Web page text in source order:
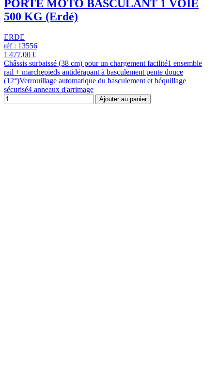
PORTE MOTO BASCULANT 1 VOIE
500 KG (Erdé)
ERDE
réf : 13556
1 477,00 €
Châssis surbaissé (38 cm) pour un chargement facilité1 ensemble
rail + marchepieds antidérapant à basculement pente douce
(12°)Verrouillage automatique du basculement et béquillage
sécurisé4 anneaux d'arrimage
Ajouter au panier